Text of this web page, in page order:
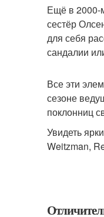
Ещё в 2000-
сестёр
для себя
сандалии
Все эти
сезоне
поклонниц
Увидеть
Weitzman,